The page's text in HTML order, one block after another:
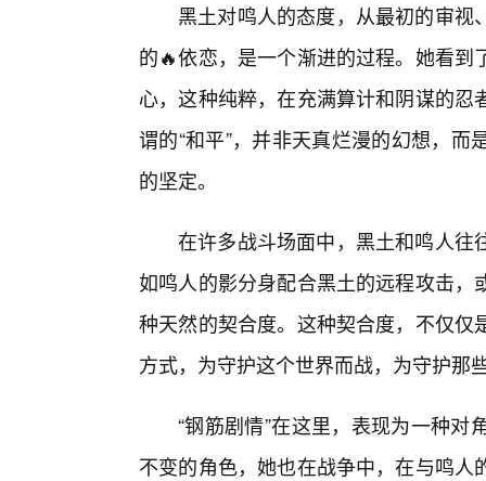
黑土对鸣人的态度，从最初的审
的🔥依恋，是一个渐进的过程。她看
心，这种纯粹，在充满算计和阴谋的
谓的“和平”，并非天真烂漫的幻想，
的坚定。
在许多战斗场面中，黑土和鸣人往
如鸣人的影分身配合黑土的远程攻击
种天然的契合度。这种契合度，不仅
方式，为守护这个世界而战，为守护那
“钢筋剧情”在这里，表现为一种
不变的角色，她也在战争中，在与鸣